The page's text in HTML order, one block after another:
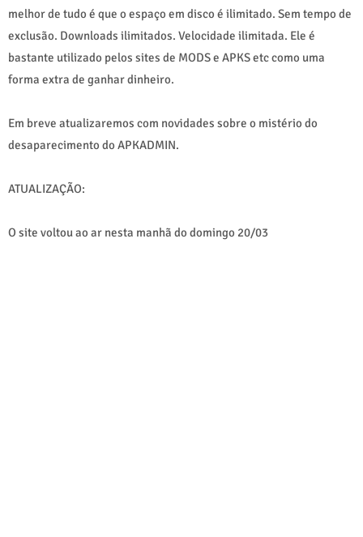
melhor de tudo é que o espaço em disco é ilimitado. Sem tempo de
exclusão. Downloads ilimitados. Velocidade ilimitada. Ele é
bastante utilizado pelos sites de MODS e APKS etc como uma
forma extra de ganhar dinheiro.
Em breve atualizaremos com novidades sobre o mistério do
desaparecimento do APKADMIN.
ATUALIZAÇÃO:
O site voltou ao ar nesta manhã do domingo 20/03